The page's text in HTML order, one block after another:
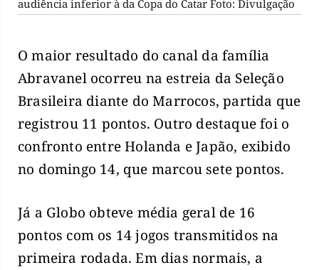
audiência inferior à da Copa do Catar Foto: Divulgação
O maior resultado do canal da família
Abravanel ocorreu na estreia da Seleção
Brasileira diante do Marrocos, partida que
registrou 11 pontos. Outro destaque foi o
confronto entre Holanda e Japão, exibido
no domingo 14, que marcou sete pontos.
Já a Globo obteve média geral de 16
pontos com os 14 jogos transmitidos na
primeira rodada. Em dias normais, a